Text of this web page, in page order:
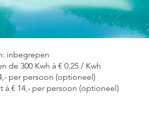
inbegrepen
de 300 Kwh à € 0,25 / Kwh
per persoon (optioneel)
à € 14,- per persoon (optioneel)